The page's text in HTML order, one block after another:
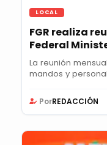
LOCAL
FGR realiza
Federal
La reunión
mandos y
PorREDACCIÓN